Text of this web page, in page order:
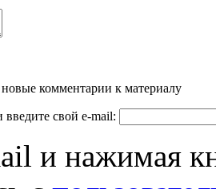
комментарии к материалу
свой e-mail:
и нажимая